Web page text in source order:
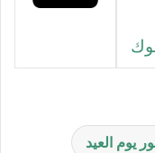
يوم العيد